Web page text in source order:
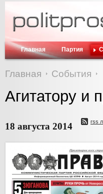
Главная Партия
Главная События
Агитатору и
18 августа 2014 rss